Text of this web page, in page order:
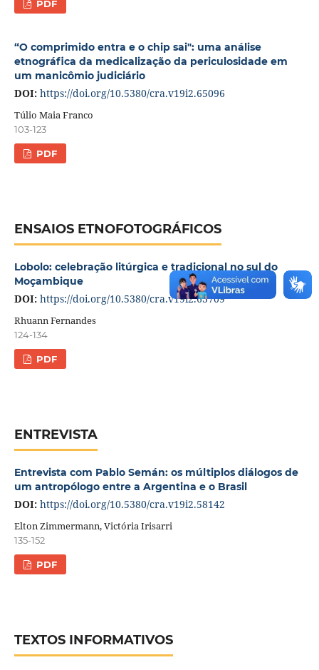
PDF
“O comprimido entra e o chip sai": uma análise
etnográfica da medicalização da periculosidade em
um manicômio judiciário
DOI: https://doi.org/10.5380/cra.v19i2.65096
Túlio Maia Franco
103-123
PDF
ENSAIOS ETNOFOTOGRÁFICOS
Lobolo: celebração litúrgica e tradicional no sul do
Moçambique
DOI: https://doi.org/10.5380/cra.v19i2.63709
Rhuann Fernandes
124-134
PDF
ENTREVISTA
Entrevista com Pablo Semán: os múltiplos diálogos de
um antropólogo entre a Argentina e o Brasil
DOI: https://doi.org/10.5380/cra.v19i2.58142
Elton Zimmermann, Victória Irisarri
135-152
PDF
TEXTOS INFORMATIVOS